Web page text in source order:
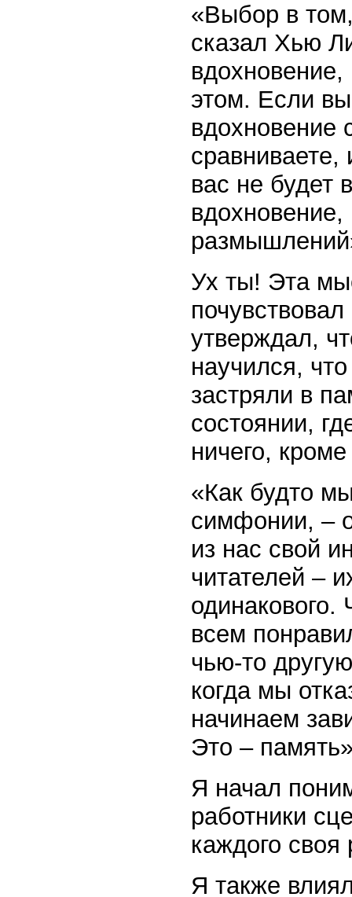
«Выбор в
сказал Хью
этом. Если
вдохновение
сравниваете,
вас не будет
вдохновение,
Ух ты! Эта
утверждал,
научился,
застряли в
состоянии,
ничего,
«Как будто
симфонии, –
из нас свой
читателей –
одинакового.
всем
чью-то
когда мы
начинаем
Это –
Я начал
работники
каждого своя
Я также